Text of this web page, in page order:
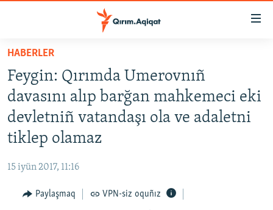
Esas
qaytmaq
Baş
navigatsiyağa
qaytmaq
Qıdıruvğa
SİYASET
İQTİSADİYAT
CEMİYET
İNSAN AQLARI
VİDEO
HABERLER
Feygin: Qırımda Umerovnıñ
davasını alıp barğan mahkemeci eki
devletniñ vatandaşı ola ve adaletni
tiklep olamaz
15 iyün 2017, 11:16
Paylaşmaq VPN-siz oquñız